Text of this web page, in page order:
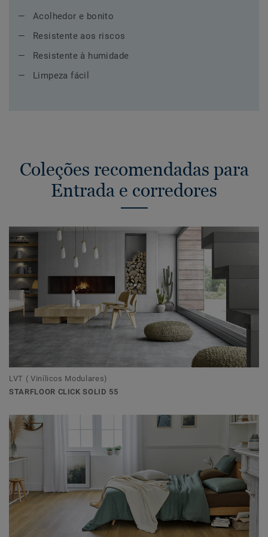
Acolhedor e bonito
Resistente aos riscos
Resistente à humidade
Limpeza fácil
Coleções recomendadas para
Entrada e corredores
LVT ( Vinílicos Modulares)
STARFLOOR CLICK SOLID 55